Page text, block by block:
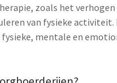
zoals het verhogen
van fysieke
mentale en